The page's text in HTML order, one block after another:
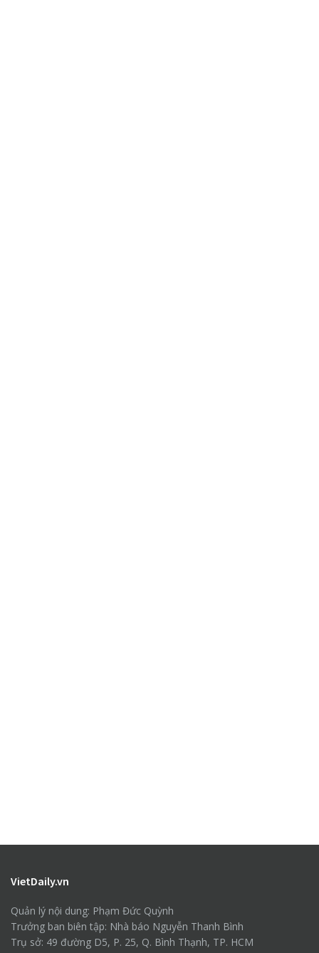
VietDaily.vn
Quản lý nội dung: Phạm Đức Quỳnh
Trưởng ban biên tập: Nhà báo Nguyễn Thanh Bình
Trụ sở: 49 đường D5, P. 25, Q. Bình Thạnh, TP. HCM